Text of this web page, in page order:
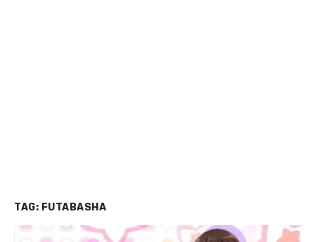
TAG: FUTABASHA